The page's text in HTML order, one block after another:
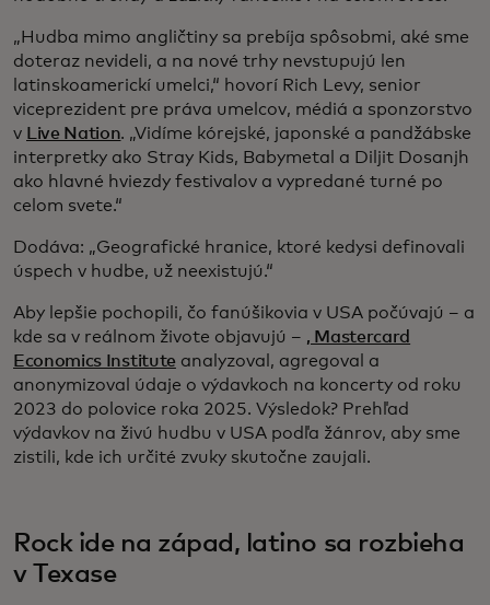
„Hudba mimo angličtiny sa prebíja spôsobmi, aké sme
doteraz nevideli, a na nové trhy nevstupujú len
latinskoamerickí umelci,“ hovorí Rich Levy, senior
viceprezident pre práva umelcov, médiá a sponzorstvo
v
Live Nation. „Vidíme kórejské, japonské a pandžábske
interpretky ako Stray Kids, Babymetal a Diljit Dosanjh
ako hlavné hviezdy festivalov a vypredané turné po
celom svete.“
Dodáva: „Geografické hranice, ktoré kedysi definovali
úspech v hudbe, už neexistujú.“
Aby lepšie pochopili, čo fanúšikovia v USA počúvajú – a
kde sa v reálnom živote objavujú – , Mastercard
Economics Institute analyzoval, agregoval a
anonymizoval údaje o výdavkoch na koncerty od roku
2023 do polovice roka 2025. Výsledok? Prehľad
výdavkov na živú hudbu v USA podľa žánrov, aby sme
zistili, kde ich určité zvuky skutočne zaujali.
Rock ide na západ, latino sa rozbieha
v Texase